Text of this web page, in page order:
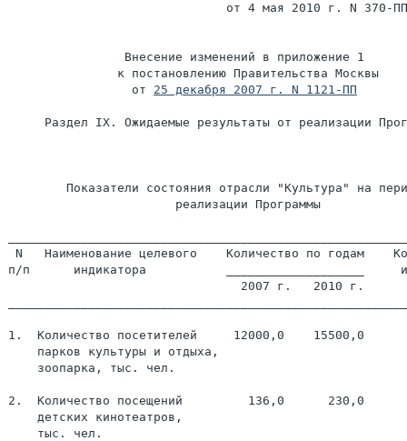
                              от 4 мая 2010 г. N 370-ПП
                Внесение изменений в приложение 1
               к постановлению Правительства Москвы
                 от
25 декабря 2007 г. N 1121-ПП
Раздел IX. Ожидаемые результаты от реализации
Показатели состояния отрасли "Культура" на
                       реализации Программы
N   Наименование целевого    Количество по годам
п/п      индикатора           ___________________
                                2007 г.   2010 г.
1.  Количество посетителей     12000,0    15500,0
    парков культуры и отдыха,
    зоопарка, тыс. чел.
2.  Количество посещений         136,0      230,0
    детских кинотеатров,
    тыс. чел.